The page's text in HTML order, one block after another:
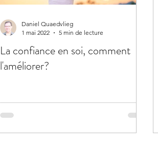
La confiance en soi, comment
l'améliorer?
Daniel Quaedvlieg
1 mai 2022
5 min de lecture